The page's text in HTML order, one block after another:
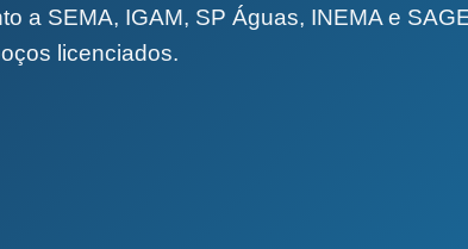
a SEMA, IGAM, SP Águas, INEMA e
licenciados.